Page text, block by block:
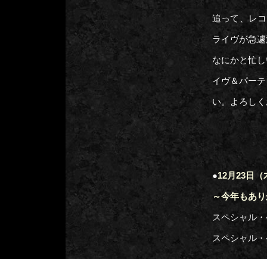
追って、レ
ライヴが急
なにかと忙
イヴ＆パー
い。よろし
●12月23日
～今年もあ
スペシャル
スペシャル